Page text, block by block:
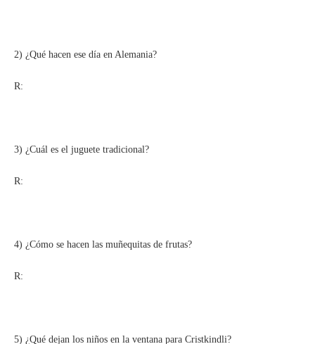
2) ¿Qué hacen ese día en Alemania?
R:
3) ¿Cuál es el juguete tradicional?
R:
4) ¿Cómo se hacen las muñequitas de frutas?
R:
5) ¿Qué dejan los niños en la ventana para Cristkindli?